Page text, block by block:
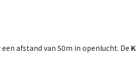
afstand van 50m in openlucht. De